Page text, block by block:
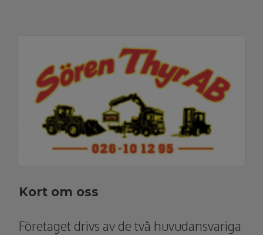
Kort om oss
Företaget drivs av de två huvudansvariga